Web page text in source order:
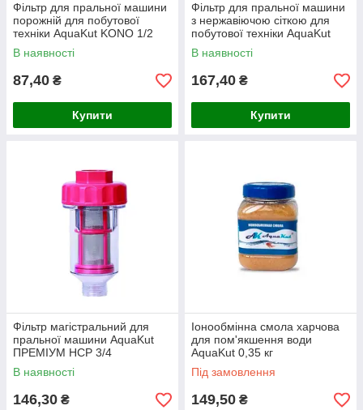
Фільтр для пральної машини
порожній для побутової
техніки AquaKut KONO 1/2
дюйма
В наявності
87,40 ₴
Купити
Фільтр для пральної машини
з нержавіючою сіткою для
побутової техніки AquaKut
10920
В наявності
167,40 ₴
Купити
Фільтр магістральний для
пральної машини AquaKut
ПРЕМІУМ HCP 3/4
В наявності
146,30 ₴
Іонообмінна смола харчова
для пом'якшення води
AquaKut 0,35 кг
Під замовлення
149,50 ₴